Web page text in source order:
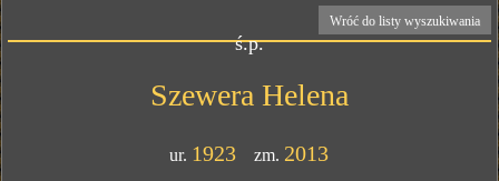
Wróć do listy wyszukiwania
ś.p.
Szewera Helena
ur. 1923 zm. 2013